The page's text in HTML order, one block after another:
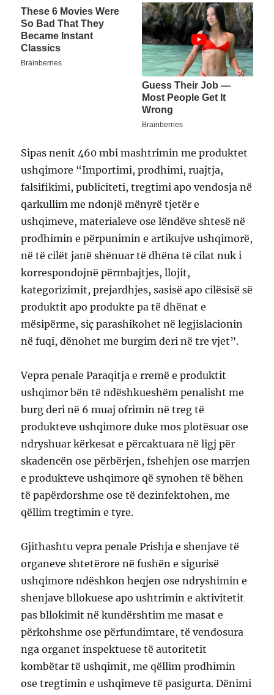
Sipas nenit 460 mbi mashtrimin me produktet
ushqimore “Importimi, prodhimi, ruajtja,
falsifikimi, publiciteti, tregtimi apo vendosja në
qarkullim me ndonjë mënyrë tjetër e
ushqimeve, materialeve ose lëndëve shtesë në
prodhimin e përpunimin e artikujve ushqimorë,
në të cilët janë shënuar të dhëna të cilat nuk i
korrespondojnë përmbajtjes, llojit,
kategorizimit, prejardhjes, sasisë apo cilësisë së
produktit apo produkte pa të dhënat e
mësipërme, siç parashikohet në legjislacionin
në fuqi, dënohet me burgim deri në tre vjet”.
Vepra penale Paraqitja e rremë e produktit
ushqimor bën të ndëshkueshëm penalisht me
burg deri në 6 muaj ofrimin në treg të
produkteve ushqimore duke mos plotësuar ose
ndryshuar kërkesat e përcaktuara në ligj për
skadencën ose përbërjen, fshehjen ose marrjen
e produkteve ushqimore që synohen të bëhen
të papërdorshme ose të dezinfektohen, me
qëllim tregtimin e tyre.
Gjithashtu vepra penale Prishja e shenjave të
organeve shtetërore në fushën e sigurisë
ushqimore ndëshkon heqjen ose ndryshimin e
shenjave bllokuese apo ushtrimin e aktivitetit
pas bllokimit në kundërshtim me masat e
përkohshme ose përfundimtare, të vendosura
nga organet inspektuese të autoritetit
kombëtar të ushqimit, me qëllim prodhimin
ose tregtimin e ushqimeve të pasigurta. Dënimi